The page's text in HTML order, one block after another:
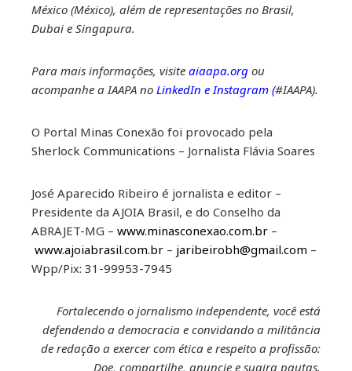
México (México), além de representações no Brasil,
Dubai e Singapura.
Para mais informações, visite aiaapa.org ou
acompanhe a IAAPA no LinkedIn e Instagram (#IAAPA).
O Portal Minas Conexão foi provocado pela
Sherlock Communications – Jornalista Flávia Soares
José Aparecido Ribeiro é jornalista e editor –
Presidente da AJOIA Brasil, e do Conselho da
ABRAJET-MG – www.minasconexao.com.br –
www.ajoiabrasil.com.br – jaribeirobh@gmail.com –
Wpp/Pix: 31-99953-7945
Fortalecendo o jornalismo independente, você está
defendendo a democracia e convidando a militância
de redação a exercer com ética e respeito a profissão:
Doe, compartilhe, anuncie e sugira pautas.